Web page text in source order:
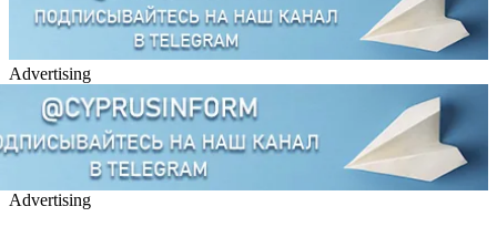
Advertising
Advertising